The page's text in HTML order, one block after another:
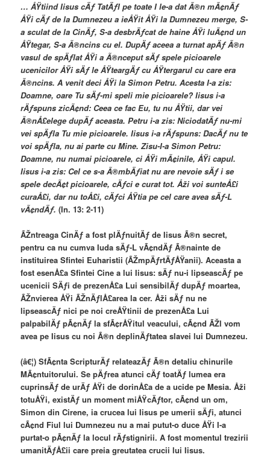
… ÅŸtiind Iisus cÄƒ TatÄƒl pe toate I le-a dat Ã®n mÃ¢nÄƒ
ÅŸi cÄƒ de la Dumnezeu a ieÅŸit ÅŸi la Dumnezeu merge, S-
a sculat de la CinÄƒ, S-a desbrÄƒcat de haine ÅŸi luÃ¢nd un
ÅŸtegar, S-a Ã®ncins cu el. DupÄƒ aceea a turnat apÄƒ Ã®n
vasul de spÄƒlat ÅŸi a Ã®nceput sÄƒ spele picioarele
ucenicilor ÅŸi sÄƒ le ÅŸteargÄƒ cu ÅŸtergarul cu care era
Ã®ncins. A venit deci ÅŸi la Simon Petru. Acesta I-a zis:
Doamne, oare Tu sÄƒ-mi speli mie picioarele? Iisus i-a
rÄƒspuns zicÃ¢nd: Ceea ce fac Eu, tu nu ÅŸtii, dar vei
Ã®nÅ£elege dupÄƒ aceasta. Petru i-a zis: NiciodatÄƒ nu-mi
vei spÄƒla Tu mie picioarele. Iisus i-a rÄƒspuns: DacÄƒ nu te
voi spÄƒla, nu ai parte cu Mine. Zisu-I-a Simon Petru:
Doamne, nu numai picioarele, ci ÅŸi mÃ¢inile, ÅŸi capul.
Iisus i-a zis: Cel ce s-a Ã®mbÄƒiat nu are nevoie sÄƒ i se
spele decÃ¢t picioarele, cÄƒci e curat tot. Åži voi sunteÅ£i
curaÅ£i, dar nu toÅ£i, cÄƒci ÅŸtia pe cel care avea sÄƒ-L
vÃ¢ndÄƒ.(In. 13: 2-11)
ÃŽntreaga CinÄƒ a fost plÄƒnuitÄƒ de Iisus Ã®n secret,
pentru ca nu cumva Iuda sÄƒ-L vÃ¢ndÄƒ Ã®nainte de
instituirea Sfintei Euharistii (ÃŽmpÄƒrtÄƒÅŸanii). Aceasta a
fost esenÅ£a Sfintei Cine a lui Iisus: sÄƒ nu-i lipseascÄƒ pe
ucenicii SÄƒi de prezenÅ£a Lui sensibilÄƒ dupÄƒ moartea,
ÃŽnvierea ÅŸi ÃŽnÄƒlÅ£area la cer. Åži sÄƒ nu ne
lipseascÄƒ nici pe noi creÅŸtinii de prezenÅ£a Lui
palpabilÄƒ pÃ¢nÄƒ la sfÃ¢rÅŸitul veacului, cÃ¢nd ÃŽl vom
avea pe Iisus cu noi Ã®n deplinÄƒtatea slavei lui Dumnezeu.
(â€¦) SfÃ¢nta ScripturÄƒ relateazÄƒ Ã®n detaliu chinurile
MÃ¢ntuitorului. Se pÄƒrea atunci cÄƒ toatÄƒ lumea era
cuprinsÄƒ de urÄƒ ÅŸi de dorinÅ£a de a ucide pe Mesia. Åži
totuÅŸi, existÄƒ un moment miÅŸcÄƒtor, cÃ¢nd un om,
Simon din Cirene, ia crucea lui Iisus pe umerii sÄƒi, atunci
cÃ¢nd Fiul lui Dumnezeu nu a mai putut-o duce ÅŸi I-a
purtat-o pÃ¢nÄƒ la locul rÄƒstignirii. A fost momentul trezirii
umanitÄƒÅ£ii care preia greutatea crucii lui Iisus.